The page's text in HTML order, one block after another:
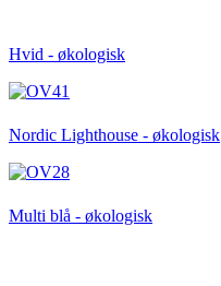
Hvid - økologisk
Nordic Lighthouse - økologisk
Multi blå - økologisk